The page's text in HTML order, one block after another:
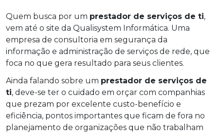
Quem busca por um prestador de serviços de ti,
vem até o site da Qualisystem Informática. Uma
empresa de consultoria em segurança da
informação e administração de serviços de rede, que
foca no que gera resultado para seus clientes.
Ainda falando sobre um prestador de serviços de
ti, deve-se ter o cuidado em orçar com companhias
que prezam por excelente custo-benefício e
eficiência, pontos importantes que ficam de fora no
planejamento de organizações que não trabalham